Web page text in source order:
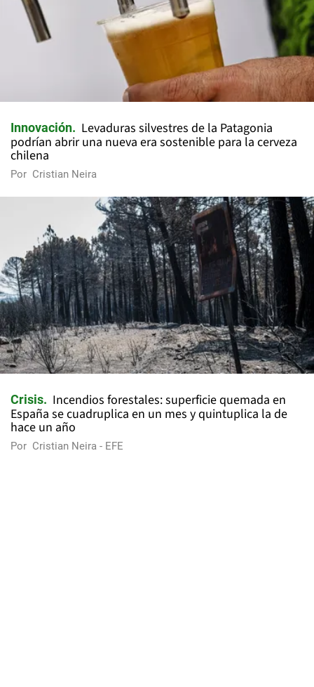
Innovación
Levaduras silvestres de la Patagonia
podrían abrir una nueva era sostenible para la cerveza
chilena
Por Cristian Neira
Crisis
Incendios forestales: superficie quemada en
España se cuadruplica en un mes y quintuplica la de
hace un año
Por Cristian Neira - EFE